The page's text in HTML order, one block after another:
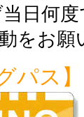
当日何
をお
パス】